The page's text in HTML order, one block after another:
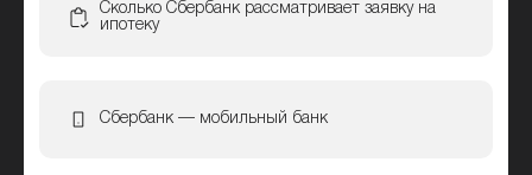
Сколько Сбербанк рассматривает заявку на
ипотеку
Сбербанк — мобильный банк